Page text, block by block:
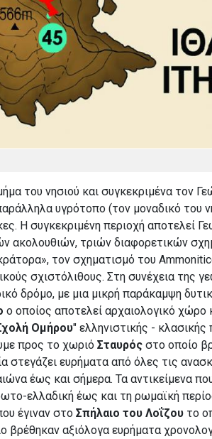
του νησιού και συγκεκριμένα τον
υγρότοπο (τον μοναδικό του
Η συγκεκριμένη περιοχή αποτελεί
ακολουθιών, τριών διαφορετικών
τον σχηματισμό του
σχιστόλιθους. Στη συνέχεια της
δρόμο, με μια μικρή παράκαμψη
ο οποίος αποτελεί αρχαιολογικό χώρο
Ομήρου" ελληνιστικής - κλασικής
προς το χωριό Σταυρός στο οποίο
στεγάζει ευρήματα από όλες τις
έως και σήμερα. Τα αντικείμενα
ελλαδική έως και τη ρωμαϊκή
έγιναν στο Σπήλαιο του Λοΐζου το
βρέθηκαν αξιόλογα ευρήματα